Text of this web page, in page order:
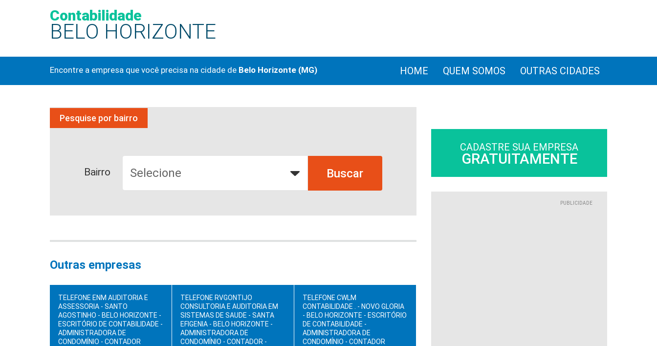
Contabilidade
BELO HORIZONTE
Encontre a empresa que você precisa na cidade de Belo Horizonte (MG) HOME QUEM SOMOS OUTRAS CIDADES
Pesquise por bairro
Bairro
Outras empresas
TELEFONE ENM AUDITORIA E
ASSESSORIA - SANTO
AGOSTINHO - BELO HORIZONTE -
ESCRITÓRIO DE CONTABILIDADE -
ADMINISTRADORA DE
CONDOMÍNIO - CONTADOR
TELEFONE RVGONTIJO
CONSULTORIA E AUDITORIA EM
SISTEMAS DE SAUDE - SANTA
EFIGENIA - BELO HORIZONTE -
ADMINISTRADORA DE
CONDOMÍNIO - CONTADOR -
TELEFONE CWLM
CONTABILIDADE . - NOVO GLORIA
- BELO HORIZONTE - ESCRITÓRIO
DE CONTABILIDADE -
ADMINISTRADORA DE
CONDOMÍNIO - CONTADOR
CADASTRE SUA EMPRESA
GRATUITAMENTE
PUBLICIDADE